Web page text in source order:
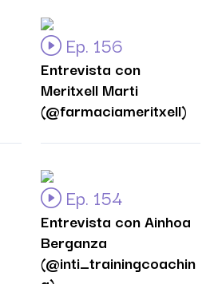
Ep. 156
Entrevista con
Meritxell Marti
(@farmaciameritxell)
Ep. 154
Entrevista con Ainhoa
Berganza
(@inti_trainingcoachin